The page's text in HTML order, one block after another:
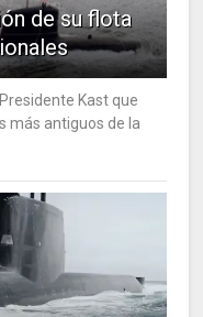
de su flota
Kast que
más antiguos de la